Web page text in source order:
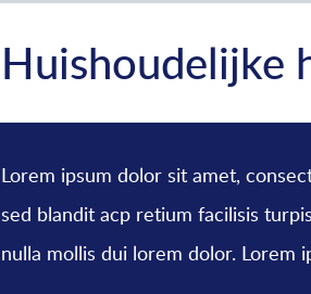
Huishoudelijke
Lorem ipsum dolor sit amet,
sed blandit acp retium facilisis
nulla mollis dui lorem dolor. Lorem